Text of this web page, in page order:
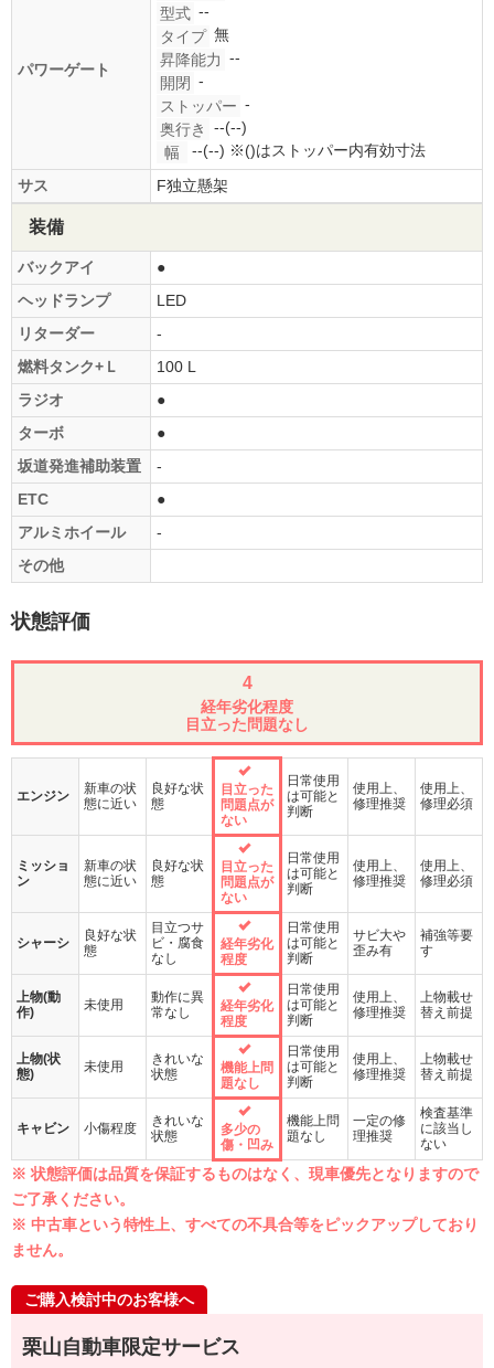
パワーゲート
型式 --
タイプ 無
昇降能力 --
開閉 -
ストッパー -
奥行き
--(--)
幅
--(--) ※()はストッパー内有効寸法
サス
F独立懸架
装備
バックアイ
●
ヘッドランプ
LED
リターダー
-
燃料タンク+Ｌ
100 L
ラジオ
●
ターボ
●
坂道発進補助装置
-
ETC
●
アルミホイール
-
その他
状態評価
4
経年劣化程度
目立った問題なし
エンジン
新車の状
態に近い
良好な状
態
目立った
問題点が
ない
日常使用
は可能と
判断
使用上、
修理推奨
使用上、
修理必須
ミッショ
ン
新車の状
態に近い
良好な状
態
目立った
問題点が
ない
日常使用
は可能と
判断
使用上、
修理推奨
使用上、
修理必須
シャーシ
良好な状
態
目立つサ
ビ・腐食
なし
経年劣化
程度
日常使用
は可能と
判断
サビ大や
歪み有
補強等要
す
上物(動
作)
未使用
動作に異
常なし
経年劣化
程度
日常使用
は可能と
判断
使用上、
修理推奨
上物載せ
替え前提
上物(状
態)
未使用
きれいな
状態
機能上問
題なし
日常使用
は可能と
判断
使用上、
修理推奨
上物載せ
替え前提
キャビン 小傷程度
きれいな
状態
多少の
傷・凹み
機能上問
題なし
一定の修
理推奨
検査基準
に該当し
ない
※ 状態評価は品質を保証するものはなく、現車優先となりますので
ご了承ください。
※ 中古車という特性上、すべての不具合等をピックアップしており
ません。
ご購入検討中のお客様へ
栗山自動車限定サービス